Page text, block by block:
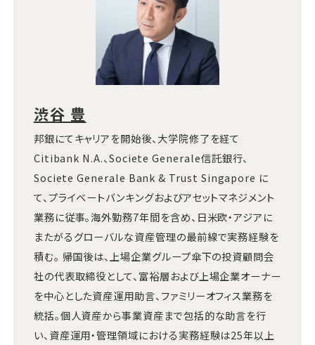
渋谷 豊
邦銀にてキャリアを開始後、大学院修了を経て
Citibank N.A.、Societe Generale信託銀行、
Societe Generale Bank & Trust Singapore に
て、プライベートバンキングおよびアセットマネジメント
業務に従事。海外勤務7年間を含め、日米欧・アジアに
またがるグローバルな資産管理の最前線で実務経験を
積む。 帰国後は、上場企業グループ傘下の投資顧問会
社の代表取締役として、富裕層および上場企業オーナー
を中心とした資産運用助言、ファミリーオフィス業務を
統括。個人資産から事業資産まで包括的な助言を行
い、資産運用・管理領域における実務経験は25年以上